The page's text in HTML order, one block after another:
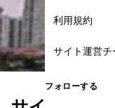
利用規約
サイト運営チ
フォローする